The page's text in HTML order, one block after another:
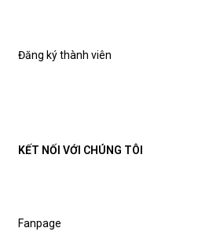
Đăng ký thành viên
KẾT NỐI VỚI CHÚNG TÔI
Fanpage